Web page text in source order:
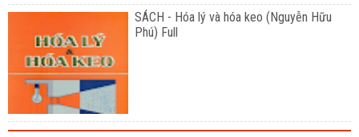
SÁCH - Hóa lý và hóa keo (Nguyễn Hữu
Phú) Full